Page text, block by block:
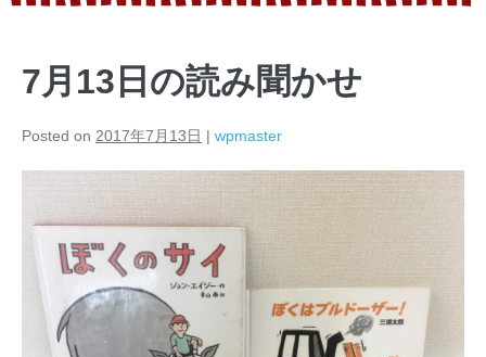
7月13日の読み聞かせ
Posted on 2017年7月13日 | wpmaster